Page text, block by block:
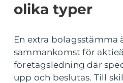
olika typer
En extra bolagsstämma
sammankomst för
företagsledning där
upp och beslutas. Till